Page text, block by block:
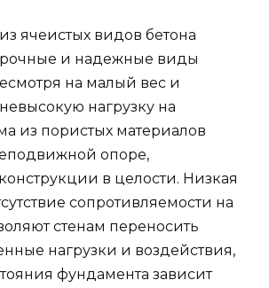
ячеистых видов бетона
и надежные виды
на малый вес и
нагрузку на
из пористых материалов
опоре,
в целости. Низкая
сопротивляемости на
стенам переносить
нагрузки и воздействия,
фундамента зависит